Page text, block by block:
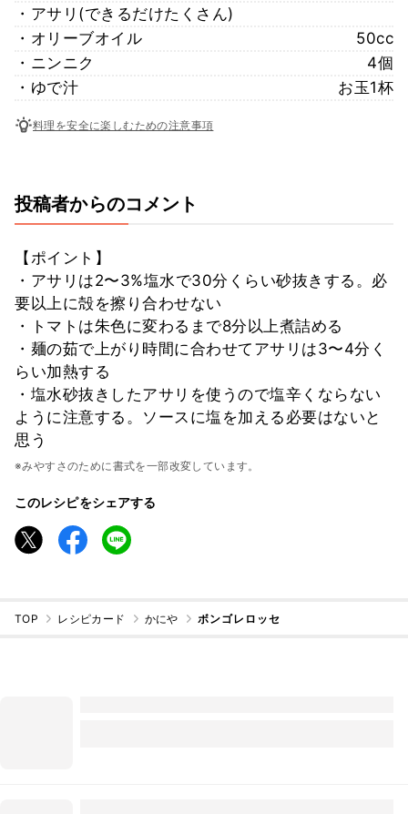
・アサリ(できるだけたくさん)
・オリーブオイル
50cc
・ニンニク
4個
・ゆで汁
お玉1杯
料理を安全に楽しむための注意事項
投稿者からのコメント
【ポイント】
・アサリは2〜3%塩水で30分くらい砂抜きする。必
要以上に殻を擦り合わせない
・トマトは朱色に変わるまで8分以上煮詰める
・麺の茹で上がり時間に合わせてアサリは3〜4分く
らい加熱する
・塩水砂抜きしたアサリを使うので塩辛くならない
ように注意する。ソースに塩を加える必要はないと
思う
※みやすさのために書式を一部改変しています。
このレシピをシェアする
TOP レシピカード かにや ボンゴレロッセ